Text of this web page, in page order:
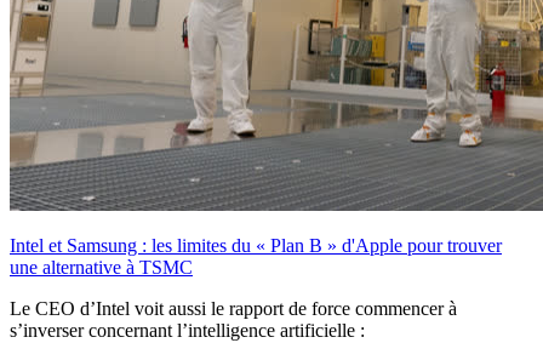
Intel et Samsung : les limites du « Plan B » d'Apple pour trouver
une alternative à TSMC
Le CEO d’Intel voit aussi le rapport de force commencer à
s’inverser concernant l’intelligence artificielle :